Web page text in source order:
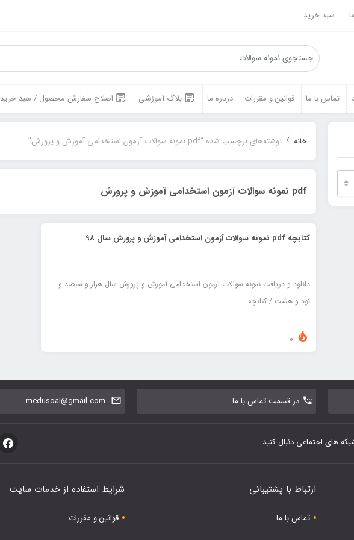
سبد خرید
تماس با ما قوانین و مقررات درباره ما بلاگ آموزشی اصلاح سفارش محصول / سبد خرید
خانه › نوشته‌های برچسب شده “pdf نمونه سوالات آزمون استخدامی آموزش و پرورش”
pdf نمونه سوالات آزمون استخدامی آموزش و پرورش
کتابچه pdf نمونه سوالات آزمون استخدامی آموزش و پرورش سال 98
دانلود و دریافت نمونه سوالات آزمون استخدامی آموزش و پرورش سال هزار و سیصد و
نود و هشت / کتابچه…
در قسمت تماس با ما medusoal@gmail.com
های اجتماعی دنبال کنید
ارتباط با پشتیبانی
تماس با ما
شرایط استفاده از خدمات سایت
قوانین و مقررات